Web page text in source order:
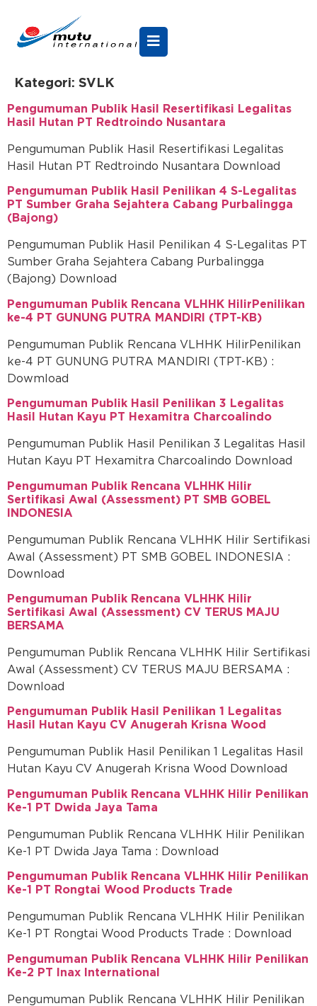
Kategori: SVLK
Pengumuman Publik Hasil Resertifikasi Legalitas
Hasil Hutan PT Redtroindo Nusantara
Pengumuman Publik Hasil Resertifikasi Legalitas
Hasil Hutan PT Redtroindo Nusantara Download
Pengumuman Publik Hasil Penilikan 4 S-Legalitas
PT Sumber Graha Sejahtera Cabang Purbalingga
(Bajong)
Pengumuman Publik Hasil Penilikan 4 S-Legalitas PT
Sumber Graha Sejahtera Cabang Purbalingga
(Bajong) Download
Pengumuman Publik Rencana VLHHK HilirPenilikan
ke-4 PT GUNUNG PUTRA MANDIRI (TPT-KB)
Pengumuman Publik Rencana VLHHK HilirPenilikan
ke-4 PT GUNUNG PUTRA MANDIRI (TPT-KB) :
Dowmload
Pengumuman Publik Hasil Penilikan 3 Legalitas
Hasil Hutan Kayu PT Hexamitra Charcoalindo
Pengumuman Publik Hasil Penilikan 3 Legalitas Hasil
Hutan Kayu PT Hexamitra Charcoalindo Download
Pengumuman Publik Rencana VLHHK Hilir
Sertifikasi Awal (Assessment) PT SMB GOBEL
INDONESIA
Pengumuman Publik Rencana VLHHK Hilir Sertifikasi
Awal (Assessment) PT SMB GOBEL INDONESIA :
Download
Pengumuman Publik Rencana VLHHK Hilir
Sertifikasi Awal (Assessment) CV TERUS MAJU
BERSAMA
Pengumuman Publik Rencana VLHHK Hilir Sertifikasi
Awal (Assessment) CV TERUS MAJU BERSAMA :
Download
Pengumuman Publik Hasil Penilikan 1 Legalitas
Hasil Hutan Kayu CV Anugerah Krisna Wood
Pengumuman Publik Hasil Penilikan 1 Legalitas Hasil
Hutan Kayu CV Anugerah Krisna Wood Download
Pengumuman Publik Rencana VLHHK Hilir Penilikan
Ke-1 PT Dwida Jaya Tama
Pengumuman Publik Rencana VLHHK Hilir Penilikan
Ke-1 PT Dwida Jaya Tama : Download
Pengumuman Publik Rencana VLHHK Hilir Penilikan
Ke-1 PT Rongtai Wood Products Trade
Pengumuman Publik Rencana VLHHK Hilir Penilikan
Ke-1 PT Rongtai Wood Products Trade : Download
Pengumuman Publik Rencana VLHHK Hilir Penilikan
Ke-2 PT Inax International
Pengumuman Publik Rencana VLHHK Hilir Penilikan